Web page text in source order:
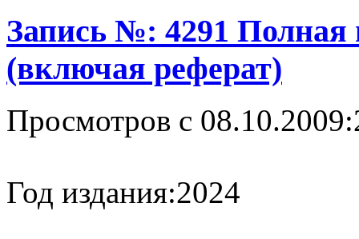
Запись №: 4291 Полная
(включая реферат)
Просмотров с 08.10.2009:
Год издания:2024